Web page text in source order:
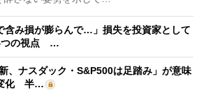
含み損が膨らんで…」損失を投資家として
つの視点 …
、ナスダック・S&P500は足踏み」が意味
化 半…